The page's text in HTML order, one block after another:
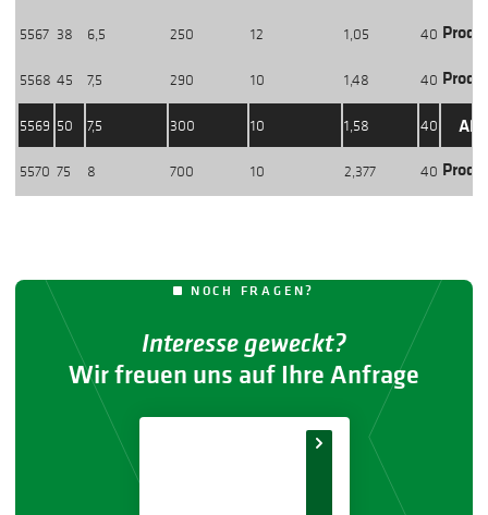
5567 38 6,5 250 12 1,05 40
5568 45 7,5 290 10 1,48 40
5569 50 7,5 300 10 1,58 40
5570 75 8 700 10 2,377 40
NOCH FRAGEN?
Interesse geweckt?
Wir freuen uns auf Ihre Anfrage